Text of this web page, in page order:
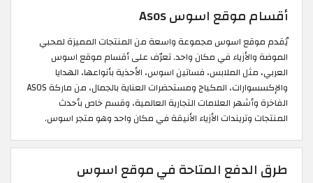
أقسام موقع اسوس Asos
يُقدم موقع اسوس مجموعة واسعة من المنتجات المميزة لمحبي
الموضة والأزياء في مكان واحد. تعرّف على أقسام موقع اسوس
العربي، مثل الملابس، فساتين اسوس، الأحذية بأنواعها، الهدايا
والإكسسوارات، المكياج ومستحضرات العناية بالجمال، من ماركة ASOS
الفاخرة وأشهر العلامات التجارية العالمية، وقسم خاص بأحدث
المنتجات وتريندات الأزياء الأنيقة في مكان واحد وهو متجر اسوس.
طرق الدفع المتاحة في موقع اسوس